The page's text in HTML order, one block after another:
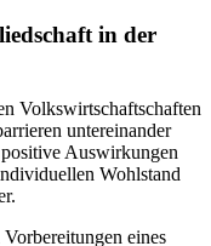
in der
Volkswirtschaftschaften
untereinander
Auswirkungen
Wohlstand